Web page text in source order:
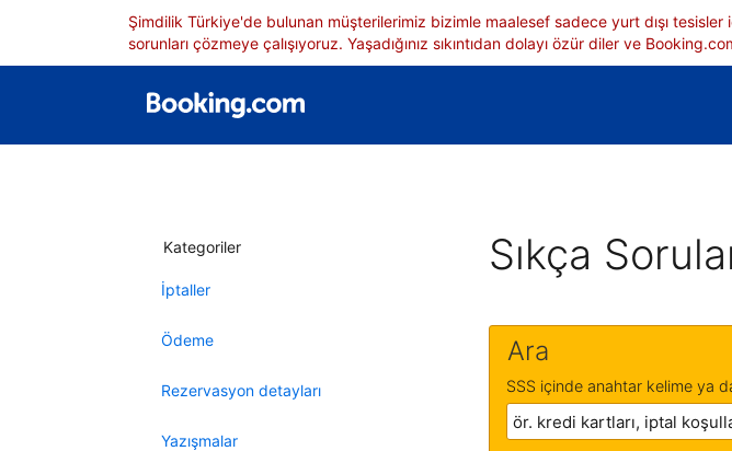
Şimdilik Türkiye'de bulunan müşterilerimiz bizimle maalesef sadece yurt dışı
sorunları çözmeye çalışıyoruz. Yaşadığınız sıkıntıdan dolayı özür diler ve
Kategoriler
İptaller
Ödeme
Rezervasyon detayları
Yazışmalar
Sıkça
Ara
SSS içinde anahtar kelime ya